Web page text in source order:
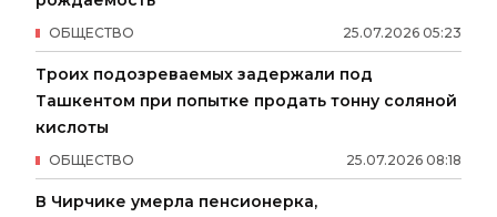
25.07.2026 05:23
ОБЩЕСТВО
Троих подозреваемых задержали под
Ташкентом при попытке продать тонну соляной
кислоты
25.07.2026 08:18
ОБЩЕСТВО
В Чирчике умерла пенсионерка,